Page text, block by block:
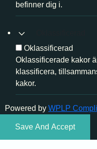
befinner dig i.
Oklassificerad
Oklassificerade kakor
klassificera,
kakor.
Powered by WPLP
Save And Accept